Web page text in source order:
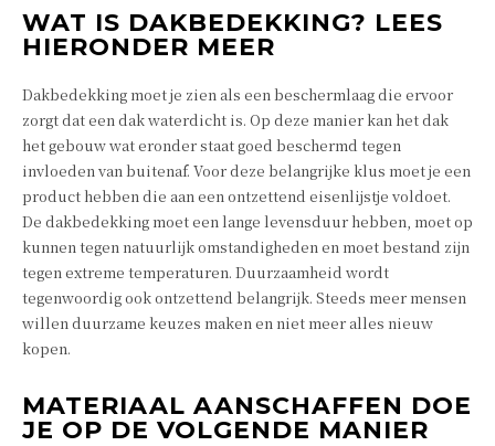
WAT IS DAKBEDEKKING? LEES
HIERONDER MEER
Dakbedekking moet je zien als een beschermlaag die ervoor
zorgt dat een dak waterdicht is. Op deze manier kan het dak
het gebouw wat eronder staat goed beschermd tegen
invloeden van buitenaf. Voor deze belangrijke klus moet je een
product hebben die aan een ontzettend eisenlijstje voldoet.
De dakbedekking moet een lange levensduur hebben, moet op
kunnen tegen natuurlijk omstandigheden en moet bestand zijn
tegen extreme temperaturen. Duurzaamheid wordt
tegenwoordig ook ontzettend belangrijk. Steeds meer mensen
willen duurzame keuzes maken en niet meer alles nieuw
kopen.
MATERIAAL AANSCHAFFEN DOE
JE OP DE VOLGENDE MANIER